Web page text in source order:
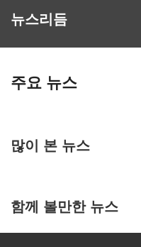
뉴스리듬
주요 뉴스
많이 본 뉴스
함께 볼만한 뉴스